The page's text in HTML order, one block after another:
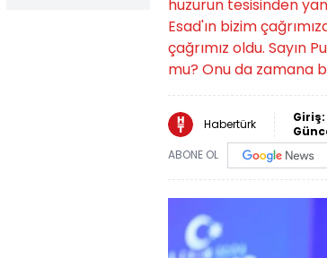
huzurun tesisinden
Esad'ın bizim
çağrımız oldu. Sayın
mu? Onu da zamana
Habertürk Giriş:
ABONE OL